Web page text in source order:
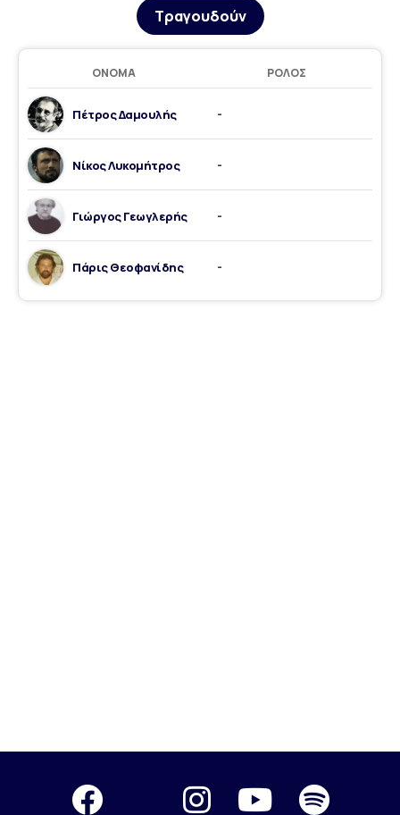
Τραγουδούν
ΌΝΟΜΑ ΡΌΛΟΣ
Πέτρος Δαμουλής -
Νίκος Λυκομήτρος -
Γιώργος Γεωγλερής -
Πάρις Θεοφανίδης -